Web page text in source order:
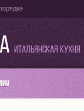
Итальянская кухня